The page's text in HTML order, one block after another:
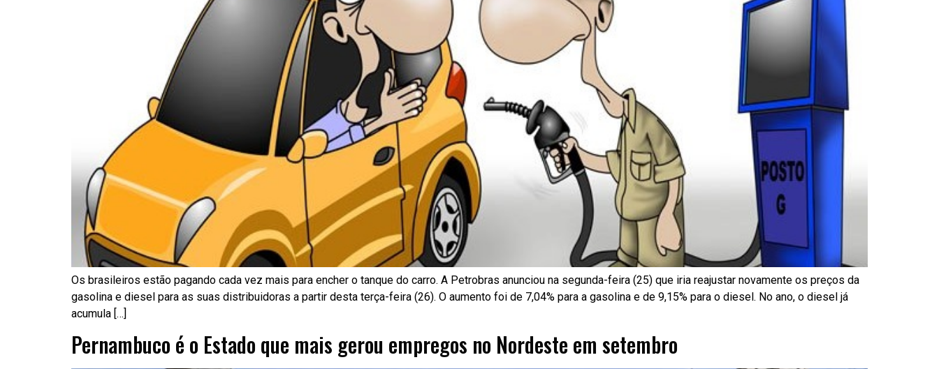
Os brasileiros estão pagando cada vez mais para encher o tanque do carro. A Petrobras anunciou na segunda-feira (25) que iria reajustar novamente os preços da
gasolina e diesel para as suas distribuidoras a partir desta terça-feira (26). O aumento foi de 7,04% para a gasolina e de 9,15% para o diesel. No ano, o diesel já
acumula […]
Pernambuco é o Estado que mais gerou empregos no Nordeste em setembro